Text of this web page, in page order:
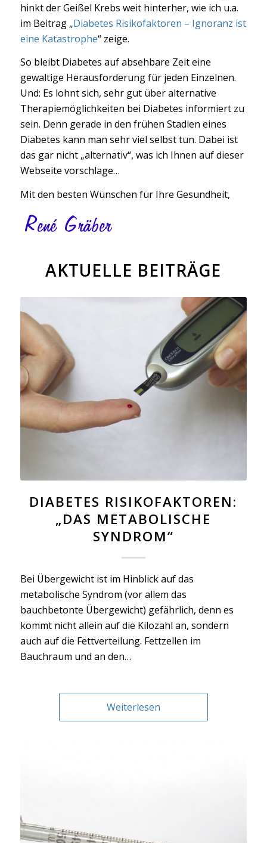
hinkt der Geißel Krebs weit hinterher, wie ich u.a.
im Beitrag „Diabetes Risikofaktoren – Ignoranz ist
eine Katastrophe“ zeige.
So bleibt Diabetes auf absehbare Zeit eine
gewaltige Herausforderung für jeden Einzelnen.
Und: Es lohnt sich, sehr gut über alternative
Therapiemöglichkeiten bei Diabetes informiert zu
sein. Denn gerade in den frühen Stadien eines
Diabetes kann man sehr viel selbst tun. Dabei ist
das gar nicht „alternativ“, was ich Ihnen auf dieser
Webseite vorschlage…
Mit den besten Wünschen für Ihre Gesundheit,
AKTUELLE BEITRÄGE
DIABETES RISIKOFAKTOREN:
„DAS METABOLISCHE
SYNDROM“
Bei Übergewicht ist im Hinblick auf das
metabolische Syndrom (vor allem das
bauchbetonte Übergewicht) gefährlich, denn es
kommt nicht allein auf die Kilozahl an, sondern
auch auf die Fettverteilung. Fettzellen im
Bauchraum und an den…
Weiterlesen